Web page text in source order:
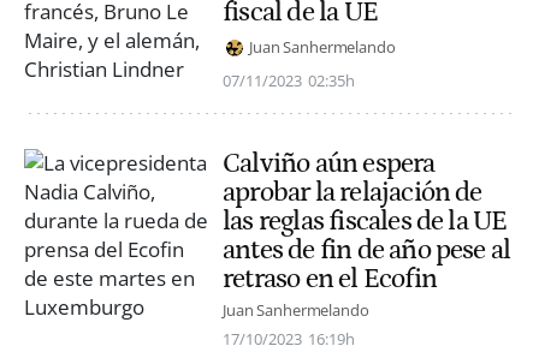
fiscal de la UE
Juan Sanhermelando
07/11/2023 02:35h
Calviño aún espera
aprobar la relajación de
las reglas fiscales de la UE
antes de fin de año pese al
retraso en el Ecofin
Juan Sanhermelando
17/10/2023 16:19h